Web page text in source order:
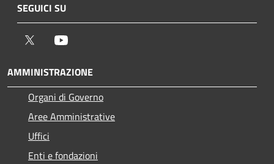
SEGUICI SU
Twitter
AMMINISTRAZIONE
Organi di Governo
Aree Amministrative
Uffici
Enti e fondazioni